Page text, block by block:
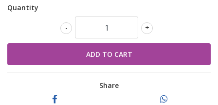
Quantity
+
-
Share